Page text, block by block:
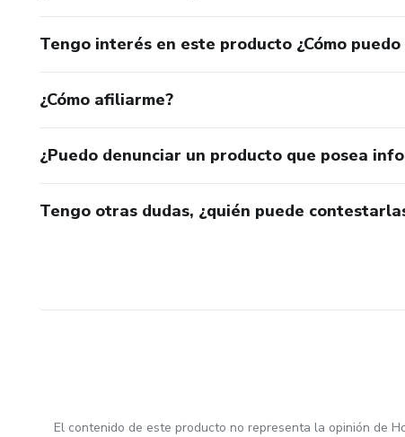
Tengo interés en este producto ¿Cómo
¿Cómo afiliarme?
¿Puedo denunciar un producto que posea
Tengo otras dudas, ¿quién puede
El contenido de este producto no representa la opinión de